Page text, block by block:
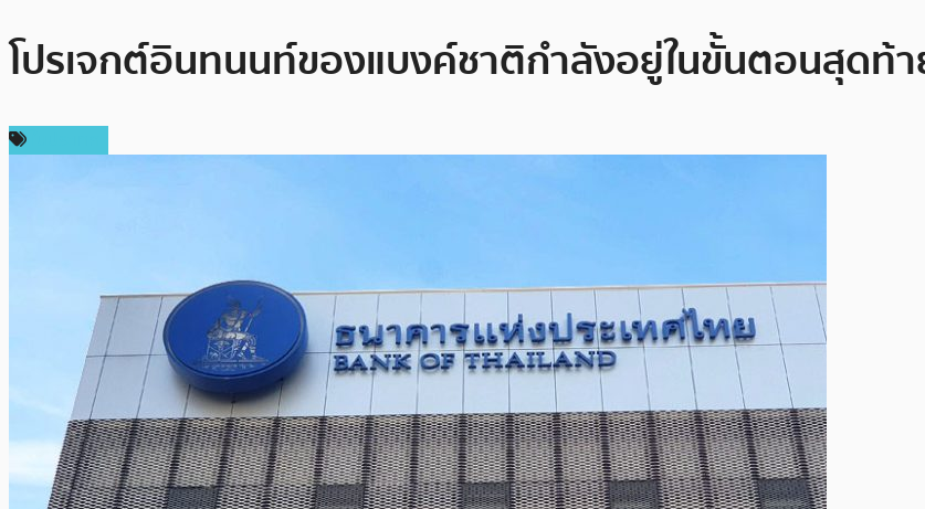
โปรเจกต์อินทนนท์ของแบงค์ชาติกำลังอยู่ในขั้นตอนสุดท้